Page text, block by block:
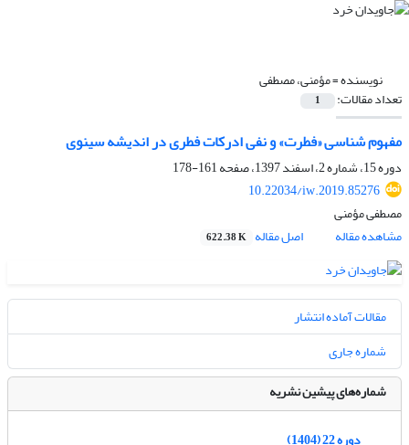
نویسنده =مؤمنی، مصطفی
تعداد مقالات: 1
مفهوم شناسی «فطرت» و نفی ادرکات فطری در اندیشه سینوی
دوره 15، شماره 2، اسفند 1397، صفحه
161-178
10.22034/iw.2019.85276
مصطفی مؤمنی
مشاهده مقاله
اصل مقاله 622.38 K
مقالات آماده انتشار
شماره جاری
شماره‌های پیشین نشریه
دوره 22 (1404)